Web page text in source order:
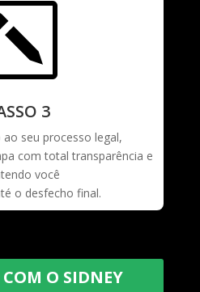
3
seu processo legal,
com total transparência e
você
o desfecho final.
O SIDNEY